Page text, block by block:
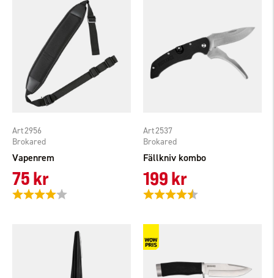
Vapenrem
Brokared
2956
75 kr
Betyg:
Fällkniv kombo
Brokared
2537
199 kr
Betyg: